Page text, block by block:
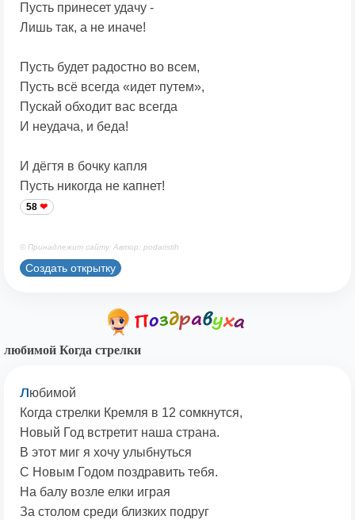
Пусть принесет удачу -
Лишь так, а не иначе!
Пусть будет радостно во всем,
Пусть всё всегда «идет путем»,
Пускай обходит вас всегда
И неудача, и беда!
И дёгтя в бочку капля
Пусть никогда не капнет!
58
© Принадлежит сайту. Автор: podaristih
Создать открытку
любимой Когда стрелки
любимой
Когда стрелки Кремля в 12 сомкнутся,
Новый Год встретит наша страна.
В этот миг я хочу улыбнуться
С Новым Годом поздравить тебя.
На балу возле елки играя
За столом среди близких подруг